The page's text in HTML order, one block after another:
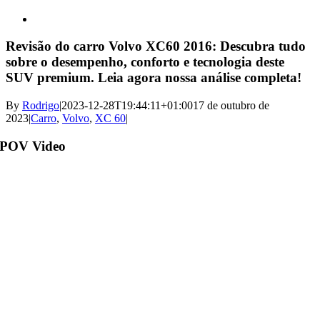
Image
Revisão do carro Volvo XC60 2016: Descubra tudo
sobre o desempenho, conforto e tecnologia deste
SUV premium. Leia agora nossa análise completa!
By Rodrigo|2023-12-28T19:44:11+01:0017 de outubro de
2023|Carro, Volvo, XC 60|
POV Video